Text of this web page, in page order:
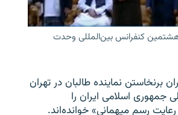
کنفرانس بین‌المللی وحدت
برنخاستن نماینده طالبان در تهران
اسلامی ایران را
رسم میهمانی» خوانده‌اند.